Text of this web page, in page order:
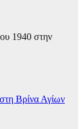
1940 στην
Βρίνα Αγίων